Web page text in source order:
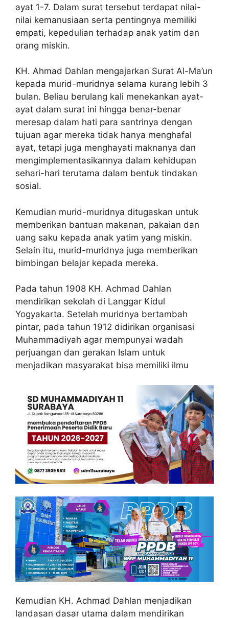
ayat 1-7. Dalam surat tersebut terdapat nilai-
nilai kemanusiaan serta pentingnya memiliki
empati, kepedulian terhadap anak yatim dan
orang miskin.
KH. Ahmad Dahlan mengajarkan Surat Al-Ma’un
kepada murid-muridnya selama kurang lebih 3
bulan. Beliau berulang kali menekankan ayat-
ayat dalam surat ini hingga benar-benar
meresap dalam hati para santrinya dengan
tujuan agar mereka tidak hanya menghafal
ayat, tetapi juga menghayati maknanya dan
mengimplementasikannya dalam kehidupan
sehari-hari terutama dalam bentuk tindakan
sosial.
Kemudian murid-muridnya ditugaskan untuk
memberikan bantuan makanan, pakaian dan
uang saku kepada anak yatim yang miskin.
Selain itu, murid-muridnya juga memberikan
bimbingan belajar kepada mereka.
Pada tahun 1908 KH. Achmad Dahlan
mendirikan sekolah di Langgar Kidul
Yogyakarta. Setelah muridnya bertambah
pintar, pada tahun 1912 didirikan organisasi
Muhammadiyah agar mempunyai wadah
perjuangan dan gerakan Islam untuk
menjadikan masyarakat bisa memiliki ilmu
Kemudian KH. Achmad Dahlan menjadikan
landasan dasar utama dalam mendirikan